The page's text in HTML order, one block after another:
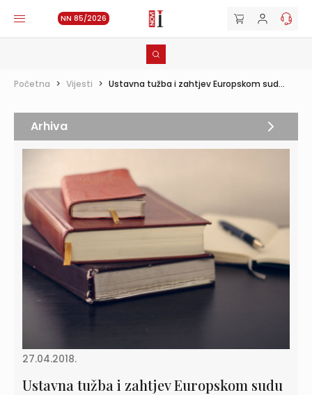
NN 85/2026
Početna > Vijesti > Ustavna tužba i zahtjev Europskom sud...
27.04.2018.
Ustavna tužba i zahtjev Europskom sudu
Arhiva